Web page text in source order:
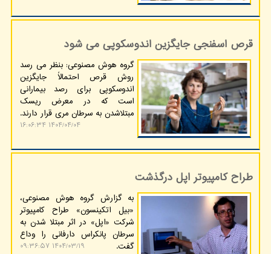
قرص اسفنجی جایگزین اندوسکوپی می شود
گروه هوش مصنوعی: بنظر می رسد
روش قرص احتمالاً جایگزین
اندوسکوپی برای رصد بیمارانی
است که در معرض ریسک
مبتلاشدن به سرطان مری قرار دارند.
۱۴۰۴/۰۴/۰۴ ۱۶:۰۶:۳۴
طراح کامپیوتر اپل درگذشت
به گزارش گروه هوش مصنوعی،
«بیل اتکینسون» طراح کامپیوتر
شرکت «اپل» در اثر مبتلا شدن به
سرطان پانکراس دارفانی را وداع
گفت.
۱۴۰۴/۰۳/۱۹ ۰۹:۳۶:۵۷